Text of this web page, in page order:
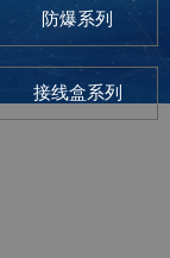
防爆系列
接线盒系列